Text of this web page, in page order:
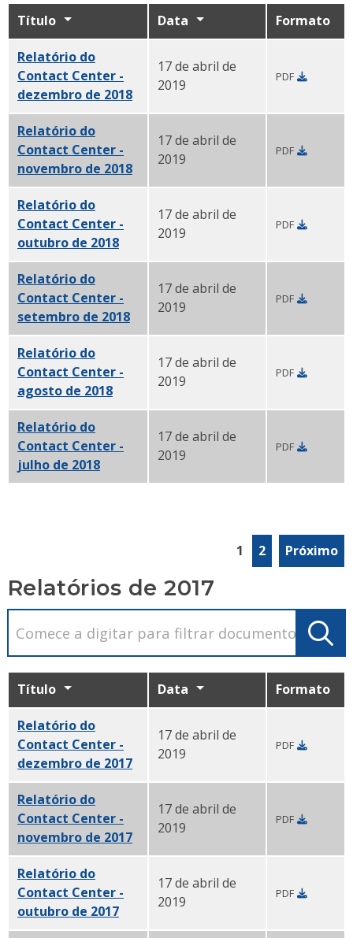
Título Data Formato
Relatório do
Contact Center -
dezembro de 2018PDF
17 de abril de
2019
PDF
Relatório do
Contact Center -
novembro de 2018PDF
17 de abril de
2019
PDF
Relatório do
Contact Center -
outubro de 2018PDF
17 de abril de
2019
PDF
Relatório do
Contact Center -
setembro de 2018PDF
17 de abril de
2019
PDF
Relatório do
Contact Center -
agosto de 2018PDF
17 de abril de
2019
PDF
Relatório do
Contact Center -
julho de 2018PDF
17 de abril de
2019
PDF
1 2 Próximo
Relatórios de 2017
Título Data Formato
Relatório do
Contact Center -
dezembro de 2017PDF
17 de abril de
2019
PDF
Relatório do
Contact Center -
novembro de 2017PDF
17 de abril de
2019
PDF
Relatório do
Contact Center -
outubro de 2017PDF
17 de abril de
2019
PDF